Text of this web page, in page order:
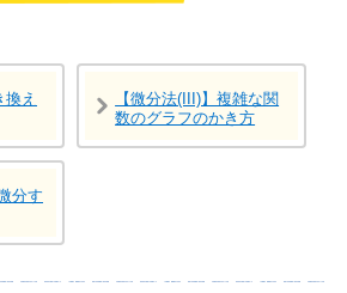
換え
【微分法(III)】複雑な関
数のグラフのかき方
分す